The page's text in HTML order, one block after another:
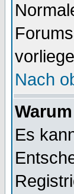
Nach
Es